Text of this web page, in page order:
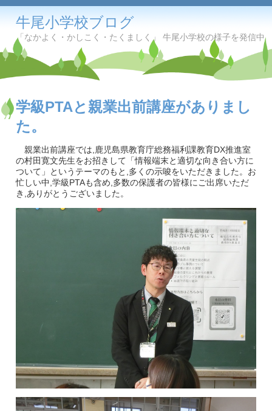
牛尾小学校ブログ
「なかよく・かしこく・たくましく」 牛尾小学校の様子を発信中
学級PTAと親業出前講座がありまし
た。
親業出前講座では,鹿児島県教育庁総務福利課教育DX推進室
の村田寛文先生をお招きして「情報端末と適切な向き合い方に
ついて」というテーマのもと,多くの示唆をいただきました。お
忙しい中,学級PTAも含め,多数の保護者の皆様にご出席いただ
き,ありがとうございました。